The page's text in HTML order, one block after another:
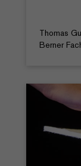
Thomas
Berner